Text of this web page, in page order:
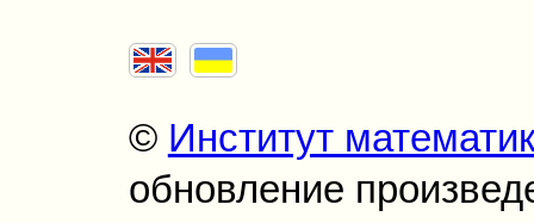
© Институт
обновление